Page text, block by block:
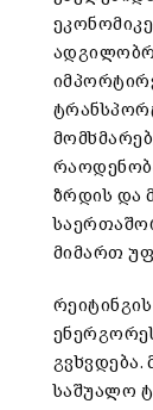
ზრდის და
მიმართ
საშუალო